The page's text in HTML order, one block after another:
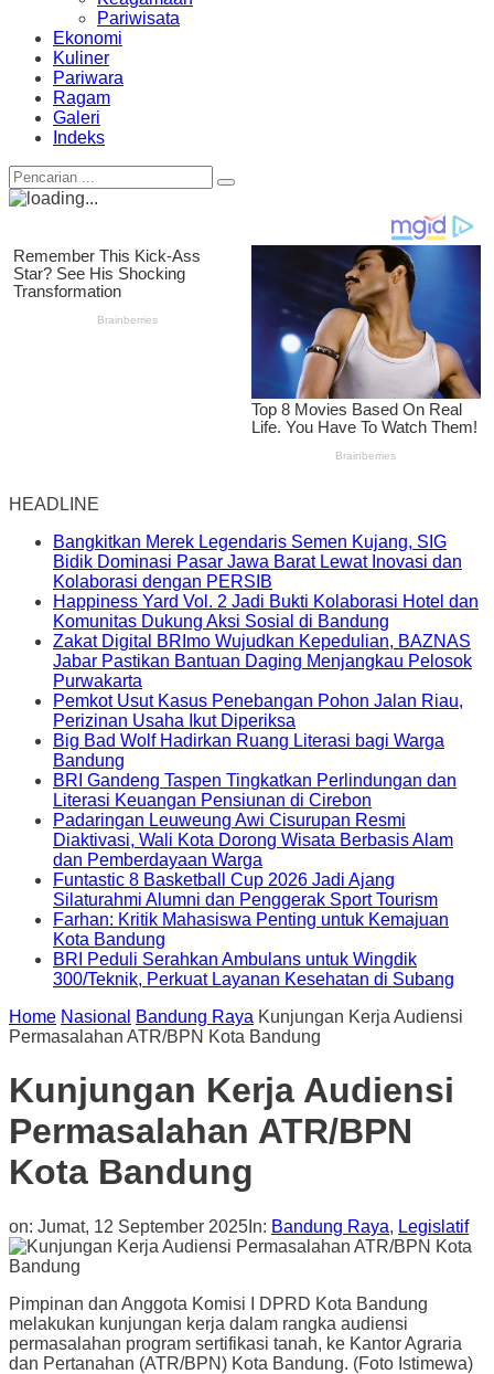
Pariwisata
Ekonomi
Kuliner
Pariwara
Ragam
Galeri
Indeks
HEADLINE
Bangkitkan Merek Legendaris Semen Kujang, SIG
Bidik Dominasi Pasar Jawa Barat Lewat Inovasi dan
Kolaborasi dengan PERSIB
Happiness Yard Vol. 2 Jadi Bukti Kolaborasi Hotel dan
Komunitas Dukung Aksi Sosial di Bandung
Zakat Digital BRImo Wujudkan Kepedulian, BAZNAS
Jabar Pastikan Bantuan Daging Menjangkau Pelosok
Purwakarta
Pemkot Usut Kasus Penebangan Pohon Jalan Riau,
Perizinan Usaha Ikut Diperiksa
Big Bad Wolf Hadirkan Ruang Literasi bagi Warga
Bandung
BRI Gandeng Taspen Tingkatkan Perlindungan dan
Literasi Keuangan Pensiunan di Cirebon
Padaringan Leuweung Awi Cisurupan Resmi
Diaktivasi, Wali Kota Dorong Wisata Berbasis Alam
dan Pemberdayaan Warga
Funtastic 8 Basketball Cup 2026 Jadi Ajang
Silaturahmi Alumni dan Penggerak Sport Tourism
Farhan: Kritik Mahasiswa Penting untuk Kemajuan
Kota Bandung
BRI Peduli Serahkan Ambulans untuk Wingdik
300/Teknik, Perkuat Layanan Kesehatan di Subang
Home Nasional Bandung Raya Kunjungan Kerja Audiensi
Permasalahan ATR/BPN Kota Bandung
Kunjungan Kerja Audiensi
Permasalahan ATR/BPN
Kota Bandung
on: Jumat, 12 September 2025 In: Bandung Raya, Legislatif
Pimpinan dan Anggota Komisi I DPRD Kota Bandung
melakukan kunjungan kerja dalam rangka audiensi
permasalahan program sertifikasi tanah, ke Kantor Agraria
dan Pertanahan (ATR/BPN) Kota Bandung. (Foto Istimewa)